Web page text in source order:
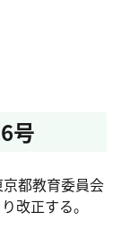
号
都教育委員会
改正する。